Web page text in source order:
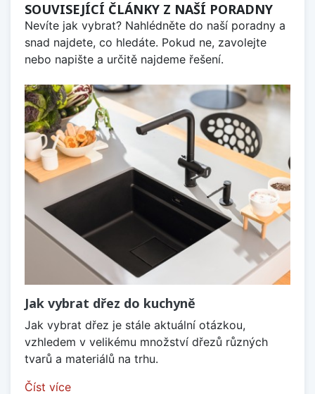
SOUVISEJÍCÍ ČLÁNKY Z NAŠÍ PORADNY
Nevíte jak vybrat? Nahlédněte do naší poradny a
snad najdete, co hledáte. Pokud ne, zavolejte
nebo napište a určitě najdeme řešení.
Jak vybrat dřez do kuchyně
Jak vybrat dřez je stále aktuální otázkou,
vzhledem v velikému množství dřezů různých
tvarů a materiálů na trhu.
Číst více